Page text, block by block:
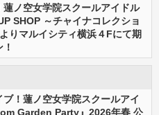
蓮ノ空女学院スクールアイドル
SHOP ～チャイナコレクショ
りマルイシティ横浜４Fにて期
ブ！蓮ノ空女学院スクールアイ
Garden Party』2026年春 公